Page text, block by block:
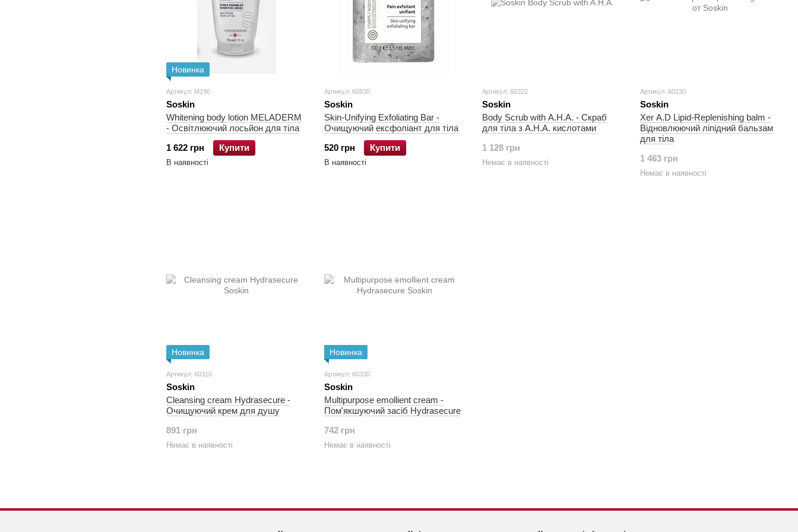
Новинка
Артикул: М190
Soskin
Whitening body lotion MELADERM
- Освітлюючий лосьйон для тіла
1 622 грн
Купити
В наявності
Артикул: 60830
Soskin
Skin-Unifying Exfoliating Bar -
Очищуючий ексфоліант для тіла
520 грн
Купити
В наявності
Артикул: 60222
Soskin
Body Scrub with A.H.A. - Скраб
для тіла з А.Н.А. кислотами
1 128 грн
Немає в наявності
Артикул: 60230
Soskin
Xer A.D Lipid-Replenishing balm -
Відновлюючий ліпідний бальзам
для тіла
1 463 грн
Немає в наявності
Новинка
Артикул: 60310
Soskin
Cleansing cream Hydrasecure -
Очищуючий крем для душу
891 грн
Немає в наявності
Новинка
Артикул: 60330
Soskin
Multipurpose emollient cream -
Пом'якшуючий засіб Hydrasecure
742 грн
Немає в наявності